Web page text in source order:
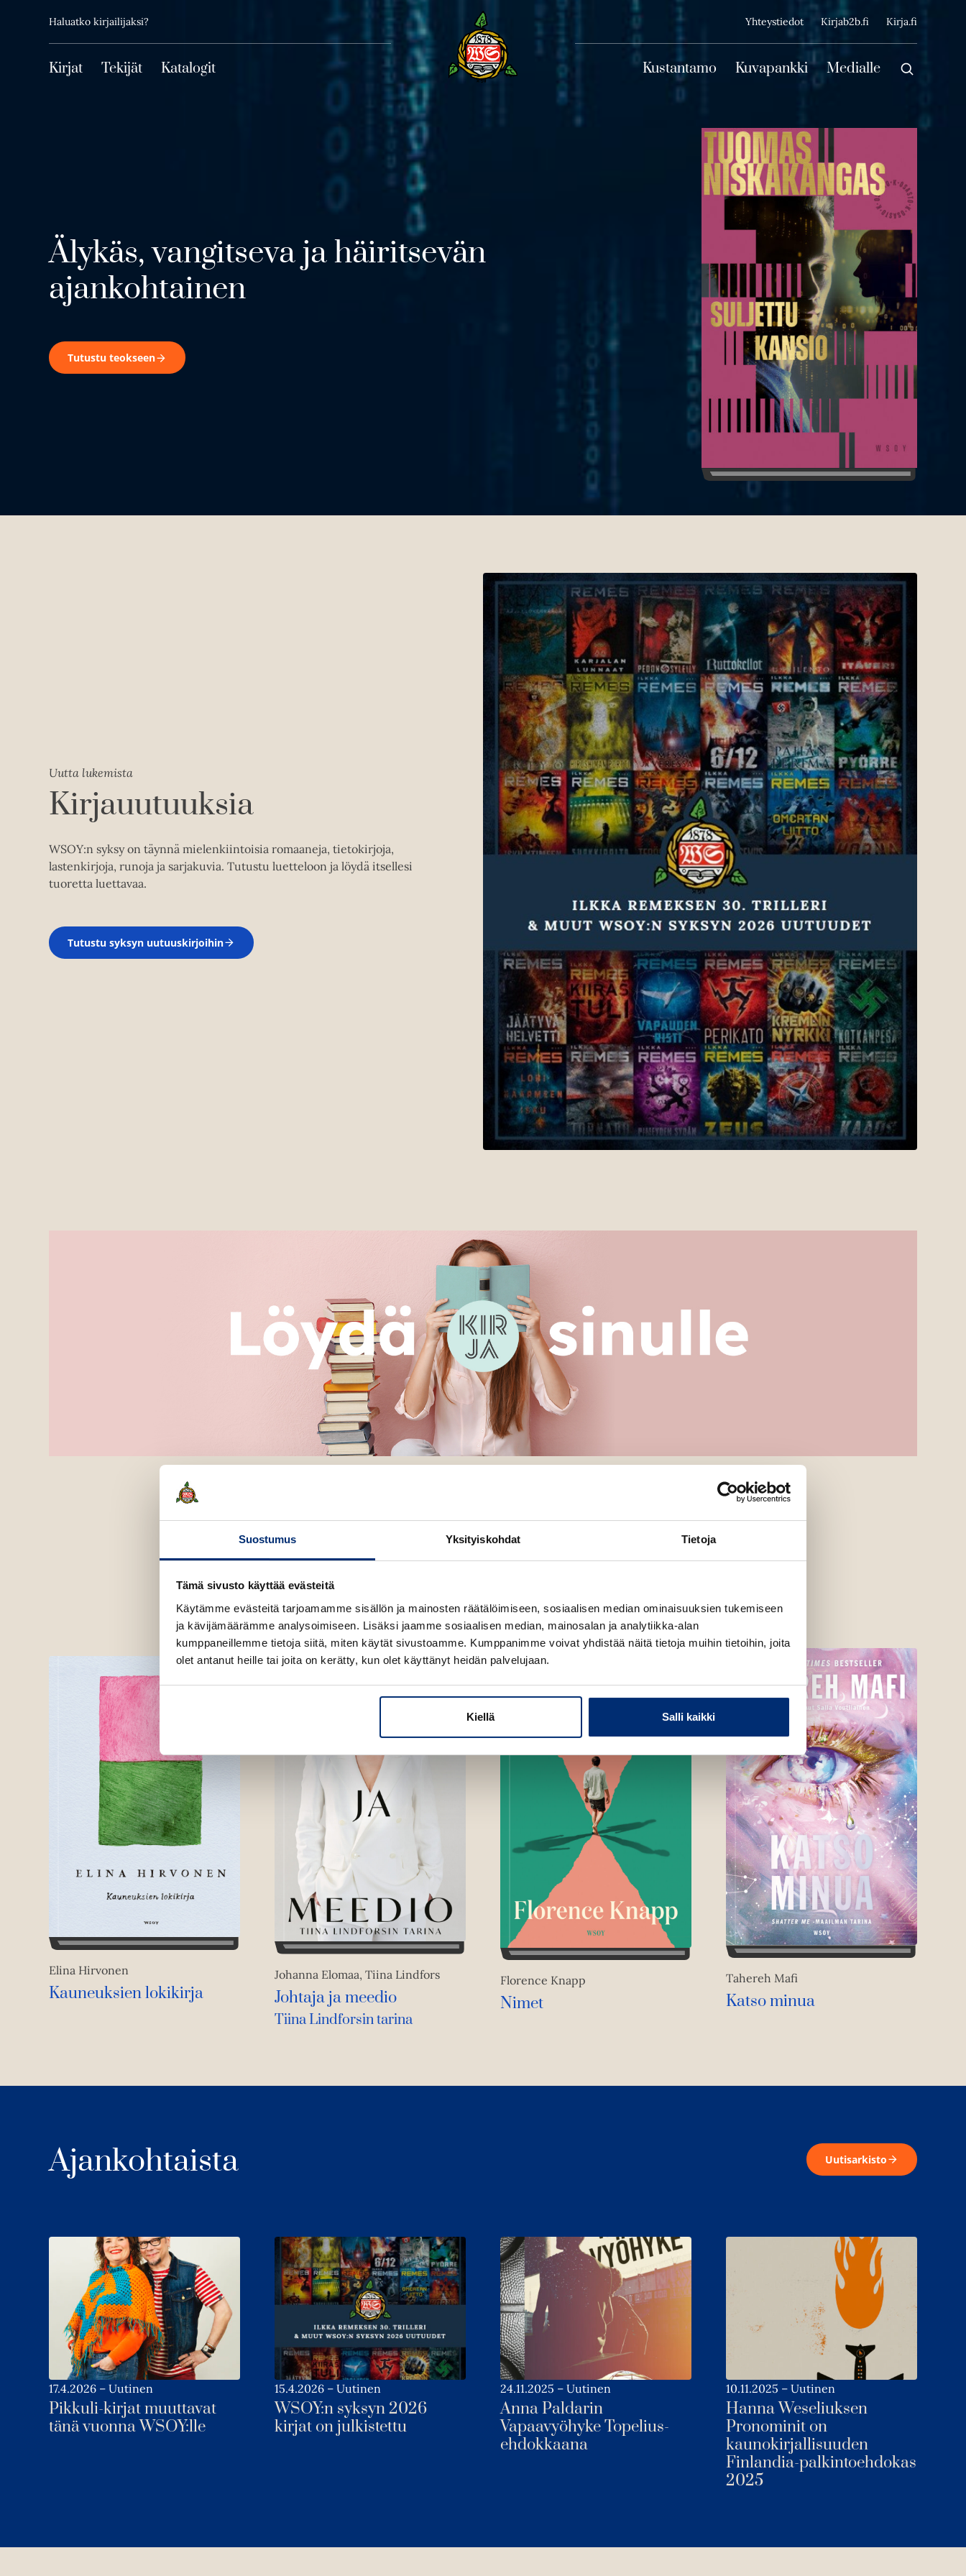
Suostumus Yksityiskohdat Tietoja
Tämä sivusto käyttää evästeitä
Käytämme evästeitä tarjoamamme sisällön ja mainosten räätälöimiseen, sosiaalisen median ominaisuuksien tukemiseen
ja kävijämäärämme analysoimiseen. Lisäksi jaamme sosiaalisen median, mainosalan ja analytiikka-alan
kumppaneillemme tietoja siitä, miten käytät sivustoamme. Kumppanimme voivat yhdistää näitä tietoja muihin tietoihin, joita
olet antanut heille tai joita on kerätty, kun olet käyttänyt heidän palvelujaan.
Kiellä Salli kaikki
sisältöönToissijainen
Haluatko kirjailijaksi?
Päävalikko
Kirjat Tekijät Katalogit
Toissijainen Yhteystiedot Kirjab2b.fi Kirja.fi
Päävalikko
Kustantamo Kuvapankki Medialle
Älykäs, vangitseva ja häiritsevän
ajankohtainen
Tutustu teokseen
Uutta lukemista
Kirjauutuuksia
WSOY:n syksy on täynnä mielenkiintoisia romaaneja, tietokirjoja,
lastenkirjoja, runoja ja sarjakuvia. Tutustu luetteloon ja löydä itsellesi
tuoretta luettavaa.
Tutustu syksyn uutuuskirjoihin
WSOY suosittelee
Elina Hirvonen
Kauneuksien lokikirja
Johanna Elomaa, Tiina Lindfors
Johtaja ja meedio
Tiina Lindforsin tarina
Florence Knapp
Nimet
Tahereh Mafi
Katso minua
Ajankohtaista Uutisarkisto
17.4.2026 – Uutinen
Pikkuli-kirjat muuttavat
tänä vuonna WSOY:lle
15.4.2026 – Uutinen
WSOY:n syksyn 2026
kirjat on julkistettu
24.11.2025 – Uutinen
Anna Paldarin
Vapaavyöhyke Topelius-
ehdokkaana
10.11.2025 – Uutinen
Hanna Weseliuksen
Pronominit on
kaunokirjallisuuden
Finlandia-palkintoehdokas
2025